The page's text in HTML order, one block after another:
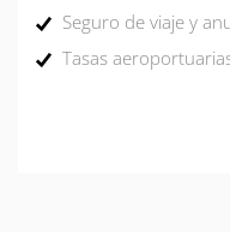
Seguro de viaje y
Tasas